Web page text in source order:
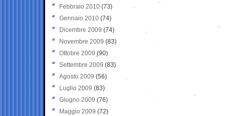
Febbraio 2010 (73)
Gennaio 2010 (74)
Dicembre 2009 (74)
Novembre 2009 (83)
Ottobre 2009 (90)
Settembre 2009 (83)
Agosto 2009 (56)
Luglio 2009 (83)
Giugno 2009 (76)
Maggio 2009 (72)